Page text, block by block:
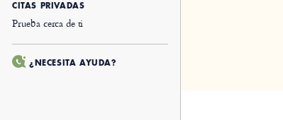
CITAS PRIVADAS
Prueba cerca de ti
¿NECESITA AYUDA?